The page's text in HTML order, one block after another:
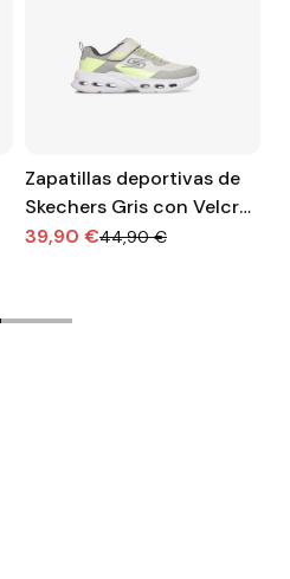
Zapatillas deportivas de
Skechers Gris con Velcro
para niños
39,90 €44,90 €